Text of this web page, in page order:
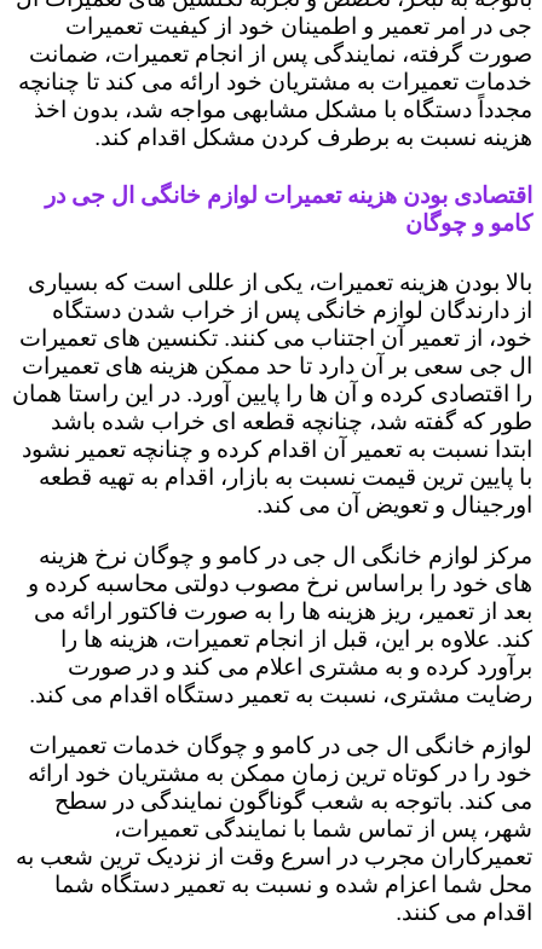
جی در امر تعمیر و اطمینان خود از کیفیت تعمیرات
صورت گرفته، نمایندگی پس از انجام تعمیرات، ضمانت
خدمات تعمیرات به مشتریان خود ارائه می کند تا چنانچه
مجدداً دستگاه با مشکل مشابهی مواجه شد، بدون اخذ
هزینه نسبت به برطرف کردن مشکل اقدام کند.
اقتصادی بودن هزینه تعمیرات لوازم خانگی ال جی در
کامو و چوگان
بالا بودن هزینه تعمیرات، یکی از عللی است که بسیاری
از دارندگان لوازم خانگی پس از خراب شدن دستگاه
خود، از تعمیر آن اجتناب می کنند. تکنسین های تعمیرات
ال جی سعی بر آن دارد تا حد ممکن هزینه های تعمیرات
را اقتصادی کرده و آن ها را پایین آورد. در این راستا همان
طور که گفته شد، چنانچه قطعه ای خراب شده باشد
ابتدا نسبت به تعمیر آن اقدام کرده و چنانچه تعمیر نشود
با پایین ترین قیمت نسبت به بازار، اقدام به تهیه قطعه
اورجینال و تعویض آن می کند.
مرکز لوازم خانگی ال جی در کامو و چوگان نرخ هزینه
های خود را براساس نرخ مصوب دولتی محاسبه کرده و
بعد از تعمیر، ریز هزینه ها را به صورت فاکتور ارائه می
کند. علاوه بر این، قبل از انجام تعمیرات، هزینه ها را
برآورد کرده و به مشتری اعلام می کند و در صورت
رضایت مشتری، نسبت به تعمیر دستگاه اقدام می کند.
لوازم خانگی ال جی در کامو و چوگان خدمات تعمیرات
خود را در کوتاه ترین زمان ممکن به مشتریان خود ارائه
می کند. باتوجه به شعب گوناگون نمایندگی در سطح
شهر، پس از تماس شما با نمایندگی تعمیرات،
تعمیرکاران مجرب در اسرع وقت از نزدیک ترین شعب به
محل شما اعزام شده و نسبت به تعمیر دستگاه شما
اقدام می کنند.